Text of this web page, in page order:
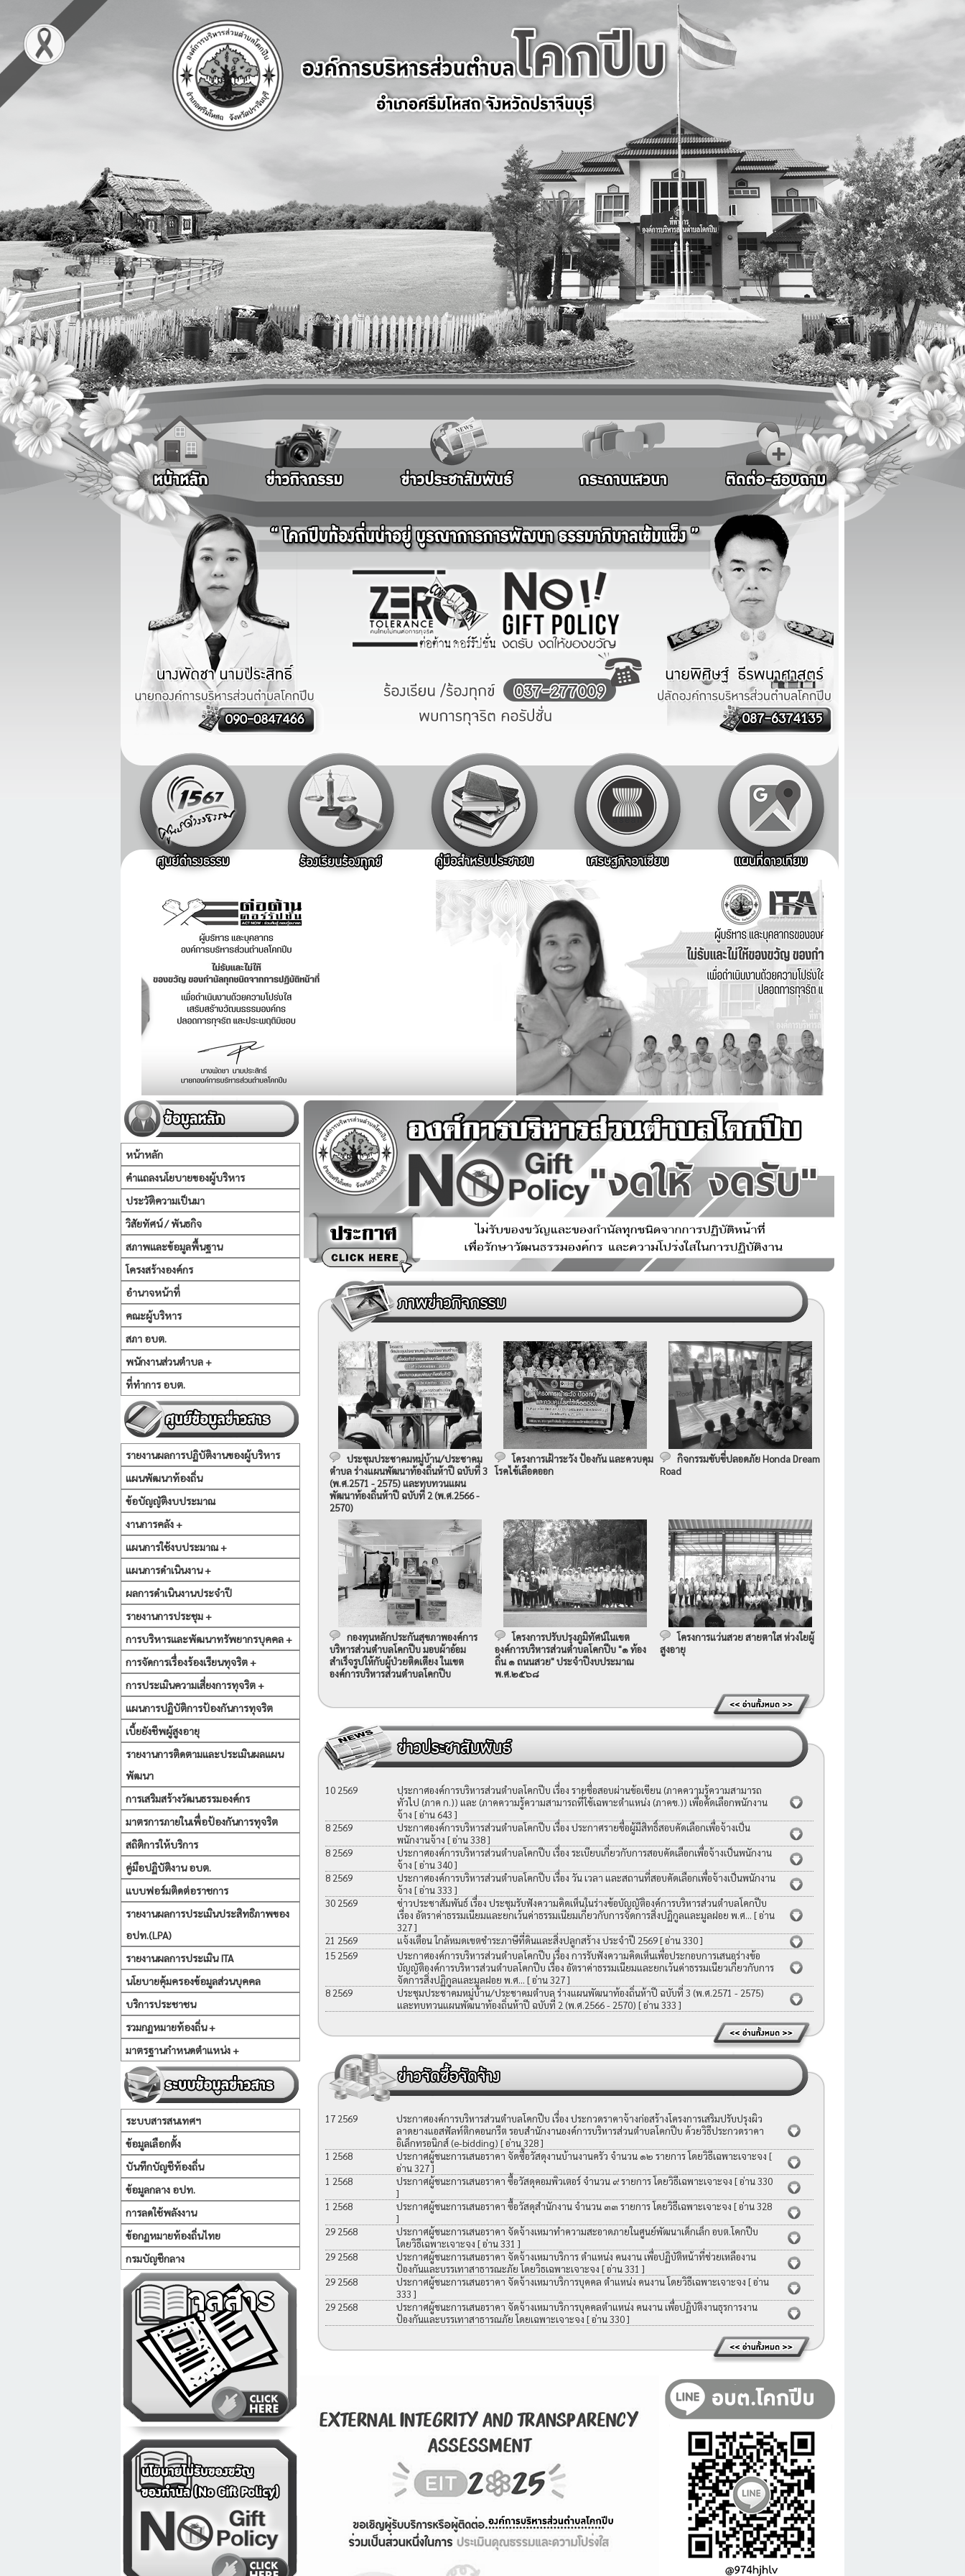
หน้าหลัก
คำแถลงนโยบายของผู้บริหาร
ประวัติความเป็นมา
วิสัยทัศน์ / พันธกิจ
สภาพและข้อมูลพื้นฐาน
โครงสร้างองค์กร
อำนาจหน้าที่
คณะผู้บริหาร
สภา อบต.
พนักงานส่วนตำบล +
ที่ทำการ อบต.
รายงานผลการปฏิบัติงานของผู้บริหาร
แผนพัฒนาท้องถิ่น
ข้อบัญญัติงบประมาณ
งานการคลัง +
แผนการใช้งบประมาณ +
แผนการดำเนินงาน +
ผลการดำเนินงานประจำปี
รายงานการประชุม +
การบริหารและพัฒนาทรัพยากรบุคคล +
การจัดการเรื่องร้องเรียนทุจริต +
การประเมินความเสี่ยงการทุจริต +
แผนการปฏิบัติการป้องกันการทุจริต
เบี้ยยังชีพผู้สูงอายุ
รายงานการติดตามและประเมินผลแผน
พัฒนา
การเสริมสร้างวัฒนธรรมองค์กร
มาตรการภายในเพื่อป้องกันการทุจริต
สถิติการให้บริการ
คู่มือปฏิบัติงาน อบต.
แบบฟอร์มติดต่อราชการ
รายงานผลการประเมินประสิทธิภาพของ
อปท.(LPA)
รายงานผลการประเมิน ITA
นโยบายคุ้มครองข้อมูลส่วนบุคคล
บริการประชาชน
รวมกฏหมายท้องถิ่น +
มาตรฐานกำหนดตำแหน่ง +
ระบบสารสนเทศฯ
ข้อมูลเลือกตั้ง
บันทึกบัญชีท้องถิ่น
ข้อมูลกลาง อปท.
การลดใช้พลังงาน
ข้อกฏหมายท้องถิ่นไทย
กรมบัญชีกลาง
ประชุมประชาคมหมู่บ้าน/ประชาคม
ตำบล ร่างแผนพัฒนาท้องถิ่นห้าปี ฉบับที่ 3
(พ.ศ.2571 - 2575) และทบทวนแผน
พัฒนาท้องถิ่นห้าปี ฉบับที่ 2 (พ.ศ.2566 -
2570)
โครงการเฝ้าระวัง ป้องกัน และควบคุม
โรคไข้เลือดออก
กิจกรรมขับขี่ปลอดภัย Honda Dream
Road
กองทุนหลักประกันสุขภาพองค์การ
บริหารส่วนตำบลโคกปีบ มอบผ้าอ้อม
สำเร็จรูปให้กับผู้ป่วยติดเตียง ในเขต
องค์การบริหารส่วนตำบลโคกปีบ
โครงการปรับปรุงภูมิทัศน์ในเขต
องค์การบริหารส่วนตำบลโคกปีบ "๑ ท้อง
ถิ่น ๑ ถนนสวย" ประจำปีงบประมาณ
พ.ศ.๒๕๖๘
โครงการแว่นสวย สายตาใส ห่วงใยผู้
สูงอายุ
10 2569
ประกาศองค์การบริหารส่วนตำบลโคกปีบ เรื่อง รายชื่อสอบผ่านข้อเขียน (ภาคความรู้ความสามารถ
ทั่วไป (ภาค ก.)) และ (ภาคความรู้ความสามารถที่ใช้เฉพาะตำแหน่ง (ภาคข.)) เพื่อคัดเลือกพนักงาน
จ้าง [ อ่าน 643 ]
8 2569
ประกาศองค์การบริหารส่วนตำบลโคกปีบ เรื่อง ประกาศรายชื่อผู้มีสิทธิ์สอบคัดเลือกเพื่อจ้างเป็น
พนักงานจ้าง [ อ่าน 338 ]
8 2569
ประกาศองค์การบริหารส่วนตำบลโคกปีบ เรื่อง ระเบียบเกี่ยวกับการสอบคัดเลือกเพื่อจ้างเป็นพนักงาน
จ้าง [ อ่าน 340 ]
8 2569
ประกาศองค์การบริหารส่วนตำบลโคกปีบ เรื่อง วัน เวลา และสถานที่สอบคัดเลือกเพื่อจ้างเป็นพนักงาน
จ้าง [ อ่าน 333 ]
30 2569
ข่าวประชาสัมพันธ์ เรื่อง ประชุมรับฟังความคิดเห็นในร่างข้อบัญญัติองค์การบริหารส่วนตำบลโคกปีบ
เรื่อง อัตราค่าธรรมเนียมและยกเว้นค่าธรรมเนียมเกี่ยวกับการจัดการสิ่งปฏิกูลและมูลฝอย พ.ศ... [ อ่าน
327 ]
21 2569
แจ้งเตือน ใกล้หมดเขตชำระภาษีที่ดินและสิ่งปลูกสร้าง ประจำปี 2569[ อ่าน 330 ]
15 2569
ประกาศองค์การบริหารส่วนตำบลโคกปีบ เรื่อง การรับฟังความคิดเห็นเพื่อประกอบการเสนอร่างข้อ
บัญญัติองค์การบริหารส่วนตำบลโคกปีบ เรื่อง อัตราค่าธรรมเนียมและยกเว้นค่าธรรมเนียวเกี่ยวกับการ
จัดการสิ่งปฏิกูลและมูลฝอย พ.ศ... [ อ่าน 327 ]
8 2569
ประชุมประชาคมหมู่บ้าน/ประชาคมตำบล ร่างแผนพัฒนาท้องถิ่นห้าปี ฉบับที่ 3 (พ.ศ.2571 - 2575)
และทบทวนแผนพัฒนาท้องถิ่นห้าปี ฉบับที่ 2 (พ.ศ.2566 - 2570) [ อ่าน 333 ]
17 2569
ประกาศองค์การบริหารส่วนตำบลโคกปีบ เรื่อง ประกวดราคาจ้างก่อสร้างโครงการเสริมปรับปรุงผิว
ลาดยางแอสฟัลท์ติกคอนกรีต รอบสำนักงานองค์การบริหารส่วนตำบลโคกปีบ ด้วยวิธีประกวดราคา
อิเล็กทรอนิกส์ (e-bidding) [ อ่าน 328 ]
1 2568
ประกาศผู้ชนะการเสนอราคา จัดซื้อวัสดุงานบ้านงานครัว จำนวน ๑๒ รายการ โดยวิธีเฉพาะเจาะจง [
อ่าน 327 ]
1 2568
ประกาศผู้ชนะการเสนอราคา ซื้อวัสดุคอมพิวเตอร์ จำนวน ๙ รายการ โดยวิธีเฉพาะเจาะจง [ อ่าน 330
]
1 2568
ประกาศผู้ชนะการเสนอราคา ซื้อวัสดุสำนักงาน จำนวน ๓๓ รายการ โดยวิธีเฉพาะเจาะจง [ อ่าน 328
]
29 2568
ประกาศผู้ชนะการเสนอราคา จัดจ้างเหมาทำความสะอาดภายในศูนย์พัฒนาเด็กเล็ก อบต.โคกปีบ
โดยวิธีเฉพาะเจาะจง [ อ่าน 331 ]
29 2568
ประกาศผู้ชนะการเสนอราคา จัดจ้างเหมาบริการ ตำแหน่ง คนงาน เพื่อปฏิบัติหน้าที่ช่วยเหลืองาน
ป้องกันและบรรเทาสาธารณะภัย โดยวิธเฉพาะเจาะจง [ อ่าน 331 ]
29 2568
ประกาศผู้ชนะการเสนอราคา จัดจ้างเหมาบริการบุคคล ตำแหน่ง คนงาน โดยวิธีเฉพาะเจาะจง [ อ่าน
333 ]
29 2568
ประกาศผู้ชนะการเสนอราคา จัดจ้างเหมาบริการบุคคลตำแหน่ง คนงาน เพื่อปฏิบัติงานธุรการงาน
ป้องกันและบรรเทาสาธารณภัย โดยเฉพาะเจาะจง [ อ่าน 330 ]